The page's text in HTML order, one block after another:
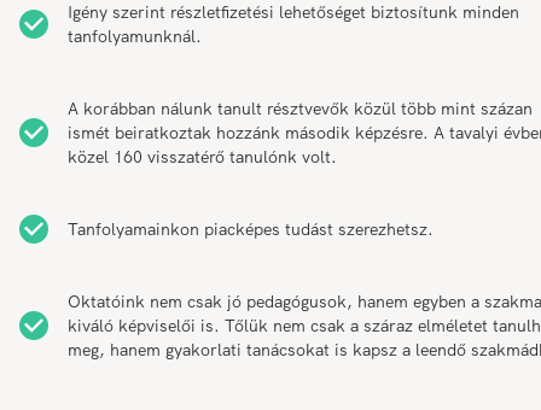
Igény szerint részletfizetési lehetőséget biztosítunk minden
tanfolyamunknál.
A korábban nálunk tanult résztvevők közül több mint százan
ismét beiratkoztak hozzánk második képzésre. A tavalyi
közel 160 visszatérő tanulónk volt.
Tanfolyamainkon piacképes tudást szerezhetsz.
Oktatóink nem csak jó pedagógusok, hanem egyben a szakma
kiváló képviselői is. Tőlük nem csak a száraz elméletet
meg, hanem gyakorlati tanácsokat is kapsz a leendő